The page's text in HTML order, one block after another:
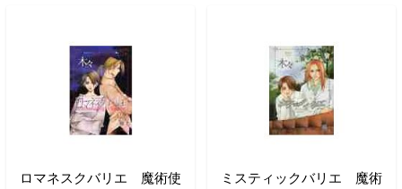
ロマネスクバリエ 魔術使
ミスティックバリエ 魔術